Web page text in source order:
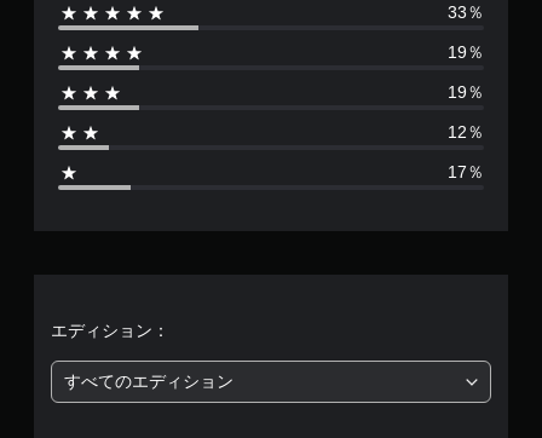
数
は
5
価
33％
19％
19％
12％
17％
エディション：
すべてのエディション